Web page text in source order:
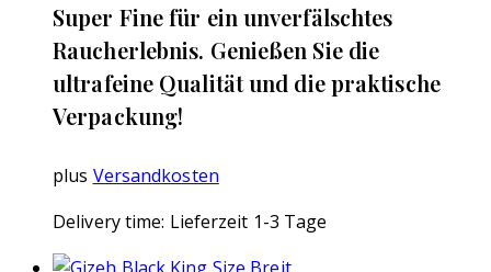
Super Fine für ein unverfälschtes
Raucherlebnis. Genießen Sie die
ultrafeine Qualität und die praktische
Verpackung!
plus Versandkosten
Delivery time: Lieferzeit 1-3 Tage